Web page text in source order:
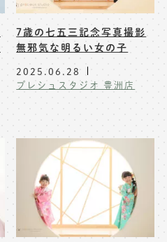
7歳の七五三記念写真撮影
無邪気な明るい女の子
2025.06.28
プレシュスタジオ 豊洲店